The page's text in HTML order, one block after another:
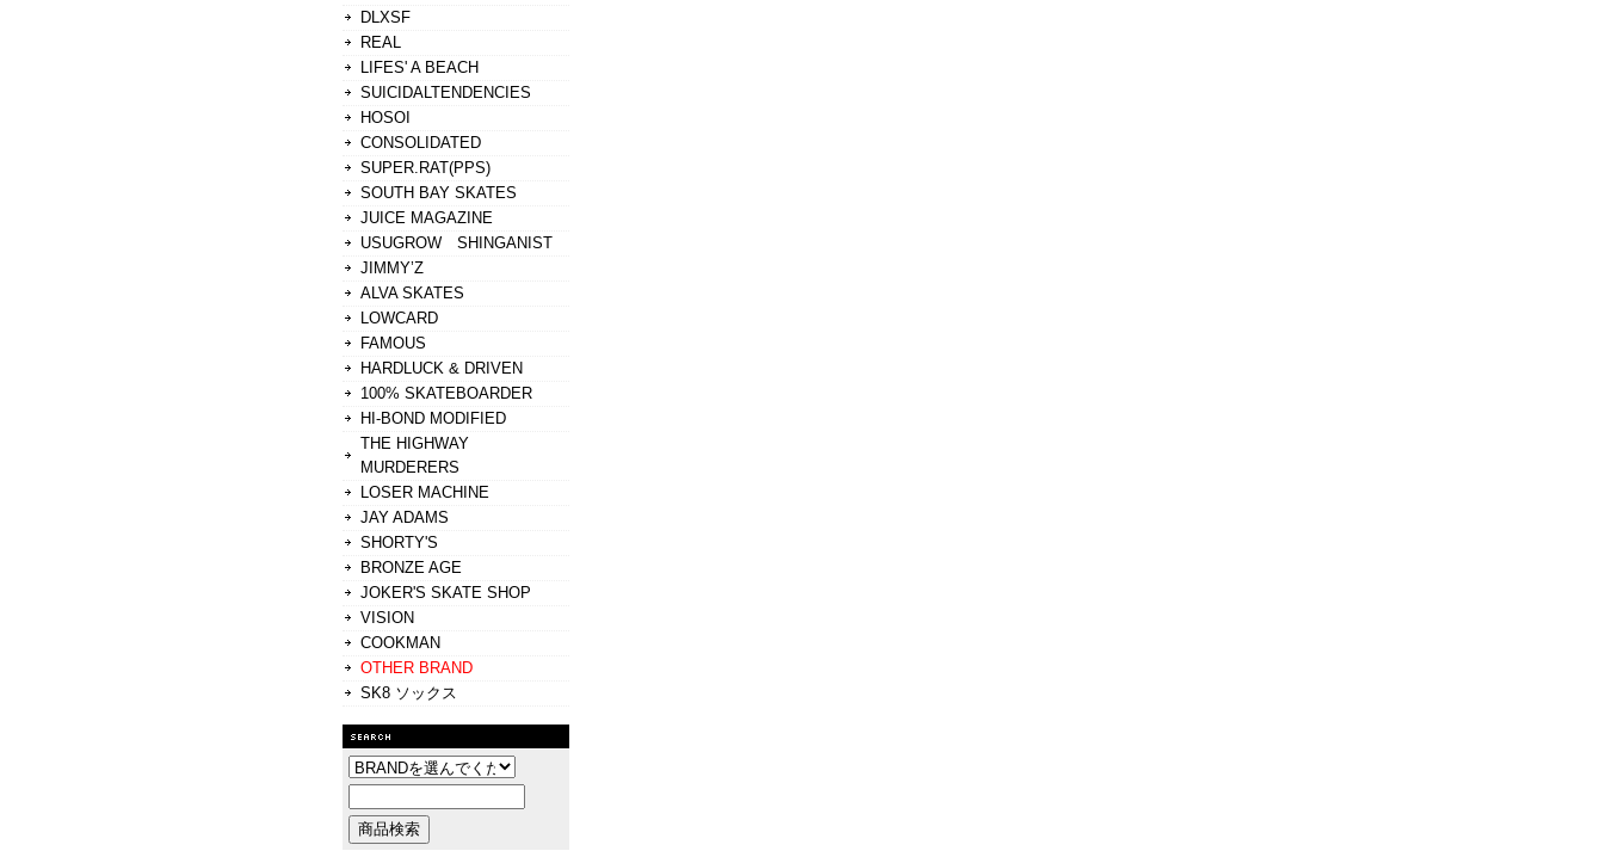
DLXSF
REAL
LIFES' A BEACH
SUICIDALTENDENCIES
HOSOI
CONSOLIDATED
SUPER.RAT(PPS)
SOUTH BAY SKATES
JUICE MAGAZINE
USUGROW SHINGANIST
JIMMY’Z
ALVA SKATES
LOWCARD
FAMOUS
HARDLUCK & DRIVEN
100% SKATEBOARDER
HI-BOND MODIFIED
THE HIGHWAY
MURDERERS
LOSER MACHINE
JAY ADAMS
SHORTY'S
BRONZE AGE
JOKER'S SKATE SHOP
VISION
COOKMAN
OTHER BRAND
SK8 ソックス